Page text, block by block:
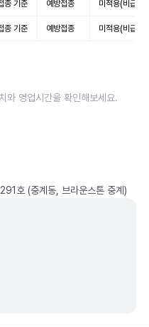
종 기준 예방접종 미적용(비급여)
종 기준 예방접종 미적용(비급여)
와 영업시간을 확인해보세요.
호 (중계동, 브라운스톤 중계)